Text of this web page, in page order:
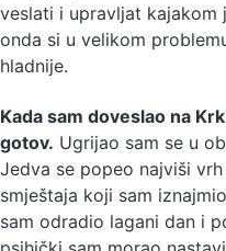
veslati i upravljat kajakom
onda si u velikom
hladnije.
Kada sam doveslao na
gotov. Ugrijao sam se u
Jedva se popeo najviši
smještaja koji sam
sam odradio lagani dan i